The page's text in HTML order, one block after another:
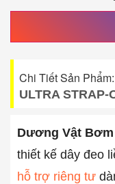
Chi Tiết Sản Phẩm:
ULTRA STRAP-
Dương Vật Bơm
thiết kế dây đeo
hỗ trợ riêng tư